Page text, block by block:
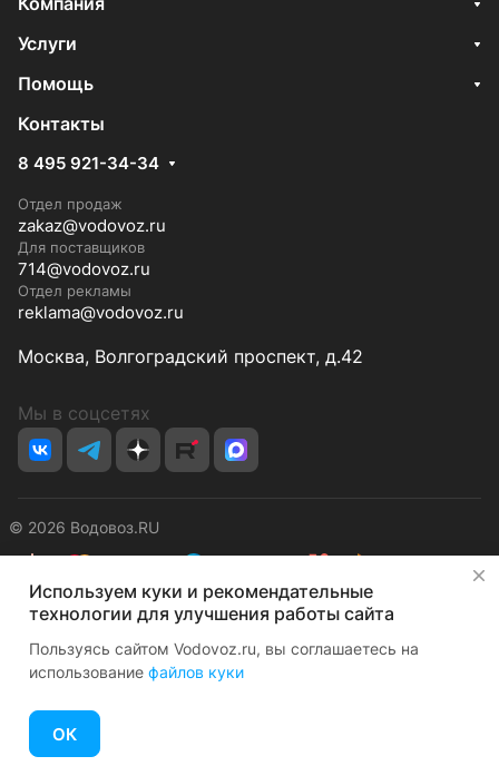
Услуги
Помощь
Контакты
8 495 921-34-34
Отдел продаж
zakaz@vodovoz.ru
Для поставщиков
714@vodovoz.ru
Отдел рекламы
reklama@vodovoz.ru
Москва, Волгоградский проспект, д.42
Мы в соцсетях
© 2026 Водовоз.RU
КонфиденциальностьОферта
Главная
Используем куки и рекомендательные
технологии для улучшения работы сайта
Пользуясь сайтом Vodovoz.ru, вы соглашаетесь на
использование файлов куки
ОК